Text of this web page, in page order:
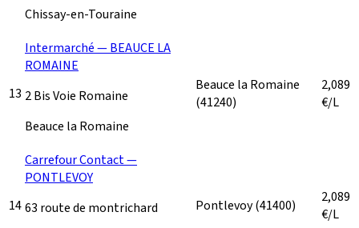
Chissay-en-Touraine
13
Intermarché — BEAUCE LA
ROMAINE
2 Bis Voie Romaine
Beauce la Romaine
Beauce la Romaine
(41240)
2,089
€/L
14
Carrefour Contact —
PONTLEVOY
63 route de montrichard
Pontlevoy(41400)
2,089
€/L